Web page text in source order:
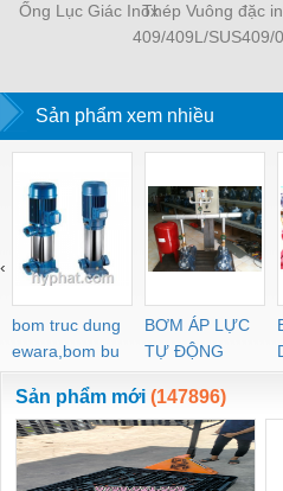
Ống Lục Giác InoxThép Vuông đặc
409/409L/SUS409/
Sản phẩm xem nhiều
bom truc dung
ewara,bom bu
ewara
BƠM ÁP LỰC
TỰ ĐỘNG
‹
Sản phẩm mới (147896)